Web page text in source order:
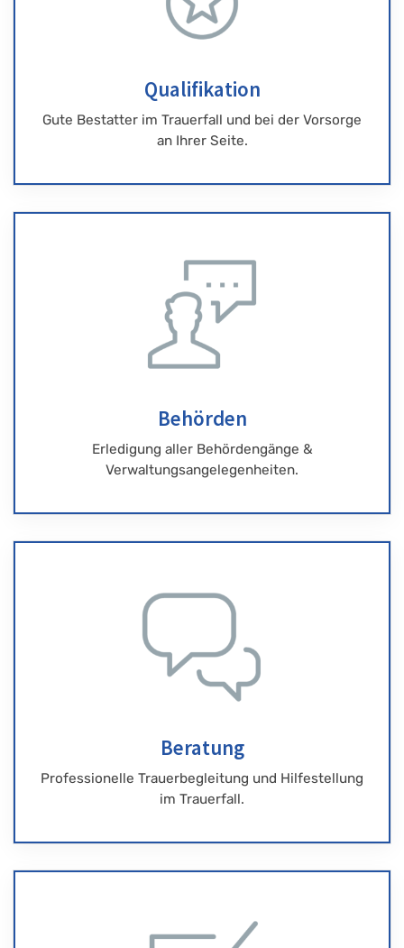
Qualifikation
Gute Bestatter im Trauerfall und bei der Vorsorge
an Ihrer Seite.
Behörden
Erledigung aller Behördengänge &
Verwaltungsangelegenheiten.
Beratung
Professionelle Trauerbegleitung und Hilfestellung
im Trauerfall.